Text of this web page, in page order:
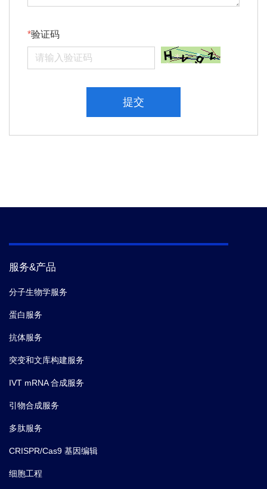
验证码
提交
服务&产品
分子生物学服务
蛋白服务
抗体服务
突变和文库构建服务
IVT mRNA 合成服务
引物合成服务
多肽服务
CRISPR/Cas9 基因编辑
细胞工程